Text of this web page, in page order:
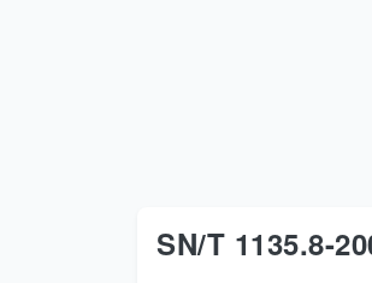
SN/T 1135.8-